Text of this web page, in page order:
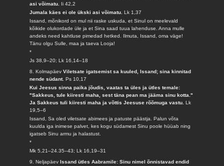
asi võimatu. Ii 42,2
Jumala käes ei ole ükski asi võimatu.Lk 1,37
Issand, mõnikord on mul nii raske uskuda, et Sinul on meelevald
kõikide olukordade üle ja et Sina saad tuua lahenduse. Anna mulle
andeks need kahtluse pimedad hetked. Ilmuta, Issand, oma väge!
Tänu olgu Sulle, maa ja taeva Looja!
*
Js 38,9–20; Lk 16,14–18
8. KolmapäevViletsate igatsemist sa kuuled, Issand; sina kinnitad
nende südant.Ps 10,17
Kui Jeesus sinna paika jõudis, vaatas ta üles ja ütles temale:
"Sakkeus, tule kiiresti maha, sest täna pean ma jääma sinu kotta."
Ja Sakkeus tuli kiiresti maha ja võttis Jeesuse rõõmuga vastu.Lk
19,5–6
Issand, Sa oled viletsate abimees ja patuste päästja. Palun võta
kuulda iga inimese palvet, kes kogu südamest Sinu poole hüüab ning
igatseb Sinu armu ja halastust.
*
Mk 5,21–24.35–43; Lk 16,19–31
9. NeljapäevIssand ütles Aabramile: Sinu nimel õnnistavad endid